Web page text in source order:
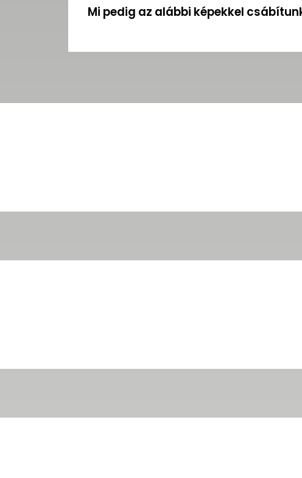
Mi pedig az alábbi képekkel